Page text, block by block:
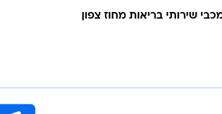
שירותי בריאות מחוז צפון